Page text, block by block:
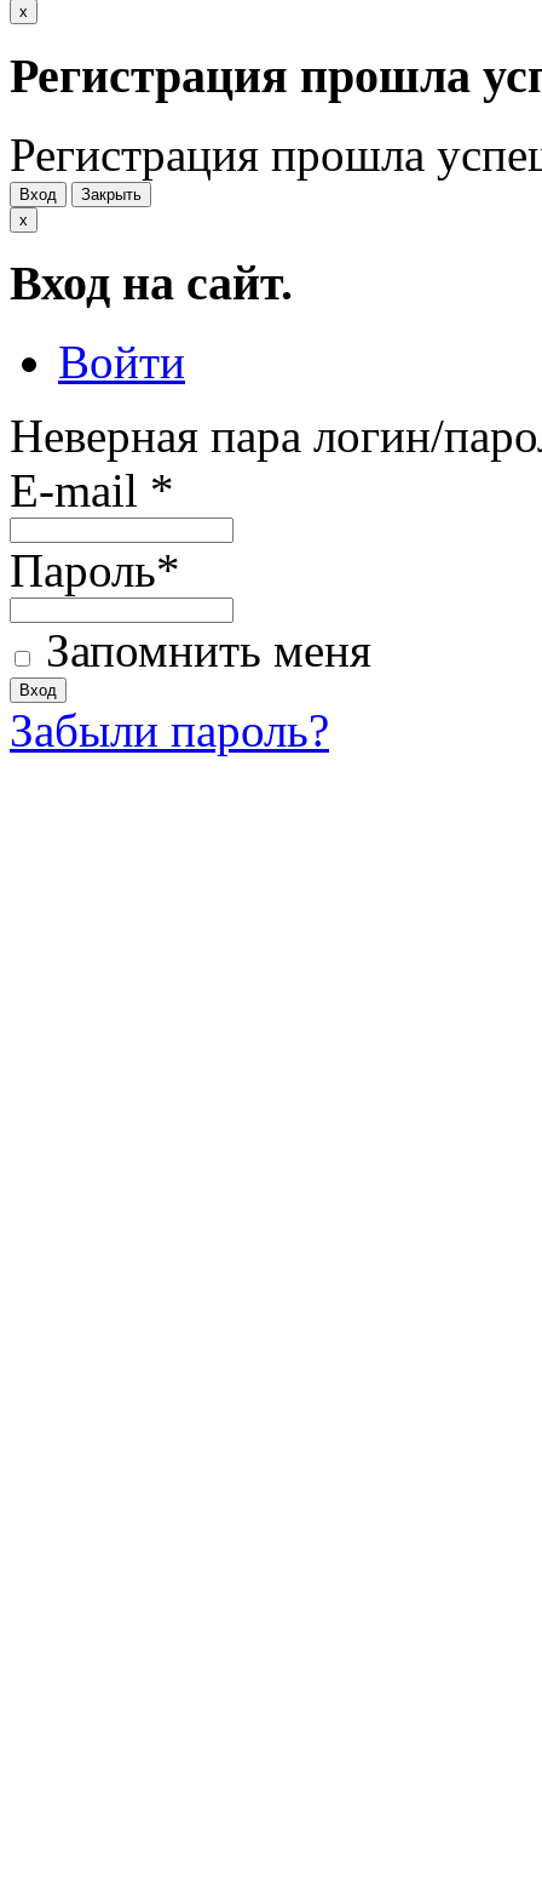
x
Регистрация прошла
Регистрация прошла
Вход
Закрыть
x
Вход на сайт.
Войти
Неверная пара логин/
E-mail *
Пароль*
Запомнить меня
Забыли пароль?